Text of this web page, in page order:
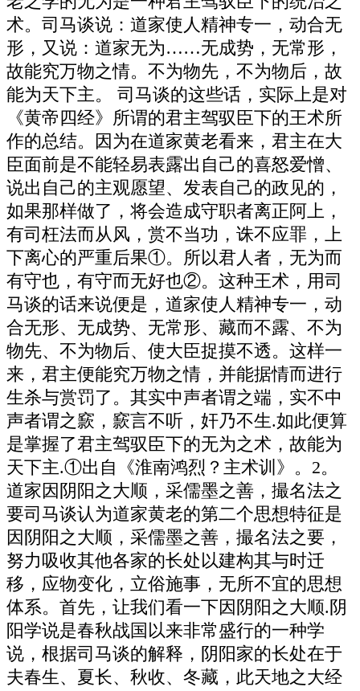
术。司马谈说：道家使人精神专一，动合无
形，又说：道家无为……无成势，无常形，
故能究万物之情。不为物先，不为物后，故
能为天下主。 司马谈的这些话，实际上是对
《黄帝四经》所谓的君主驾驭臣下的王术所
作的总结。因为在道家黄老看来，君主在大
臣面前是不能轻易表露出自己的喜怒爱憎、
说出自己的主观愿望、发表自己的政见的，
如果那样做了，将会造成守职者离正阿上，
有司枉法而从风，赏不当功，诛不应罪，上
下离心的严重后果①。所以君人者，无为而
有守也，有守而无好也②。这种王术，用司
马谈的话来说便是，道家使人精神专一，动
合无形、无成势、无常形、藏而不露、不为
物先、不为物后、使大臣捉摸不透。这样一
来，君主便能究万物之情，并能据情而进行
生杀与赏罚了。其实中声者谓之端，实不中
声者谓之窾，窾言不听，奸乃不生.如此便算
是掌握了君主驾驭臣下的无为之术，故能为
天下主.①出自《淮南鸿烈？主术训》。2。
道家因阴阳之大顺，采儒墨之善，撮名法之
要司马谈认为道家黄老的第二个思想特征是
因阴阳之大顺，采儒墨之善，撮名法之要，
努力吸收其他各家的长处以建构其与时迁
移，应物变化，立俗施事，无所不宜的思想
体系。首先，让我们看一下因阴阳之大顺.阴
阳学说是春秋战国以来非常盛行的一种学
说，根据司马谈的解释，阴阳家的长处在于
夫春生、夏长、秋收、冬藏，此天地之大经